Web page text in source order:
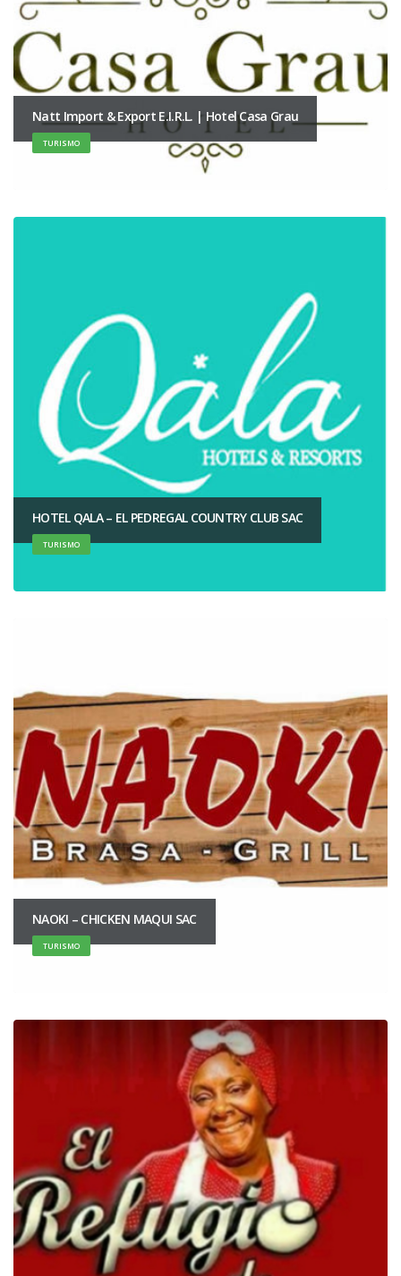
Natt Import & Export E.I.R.L. | Hotel Casa Grau
TURISMO
HOTEL QALA – EL PEDREGAL COUNTRY CLUB SAC
TURISMO
NAOKI – CHICKEN MAQUI SAC
TURISMO